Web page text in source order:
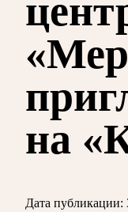
на
Дата публикации: